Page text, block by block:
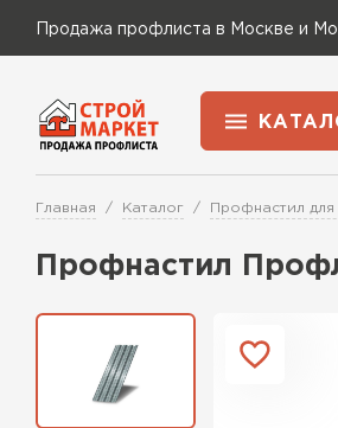
Продажа профлиста в Москве и
Применение
Для
Главная Каталог Профнастил для
Профнастил